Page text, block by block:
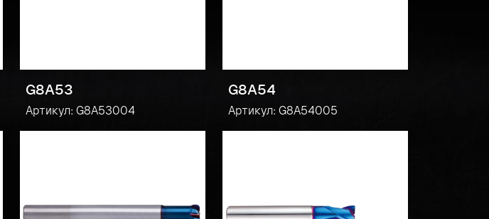
G8A53
Артикул: G8A53004
G8A54
Артикул: G8A54005